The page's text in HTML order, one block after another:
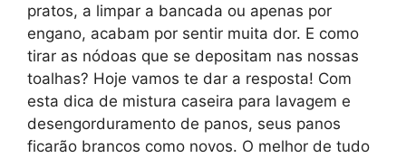
pratos, a limpar a bancada ou apenas por
engano, acabam por sentir muita dor. E como
tirar as nódoas que se depositam nas nossas
toalhas? Hoje vamos te dar a resposta! Com
esta dica de mistura caseira para lavagem e
desengorduramento de panos, seus panos
ficarão brancos como novos. O melhor de tudo